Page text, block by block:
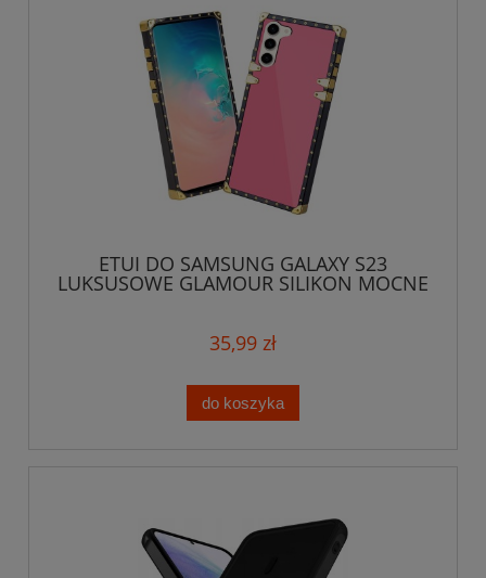
ETUI DO SAMSUNG GALAXY S23
LUKSUSOWE GLAMOUR SILIKON MOCNE
35,99 zł
do koszyka